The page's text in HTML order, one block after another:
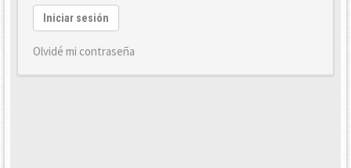
Iniciar sesión
Olvidé mi contraseña